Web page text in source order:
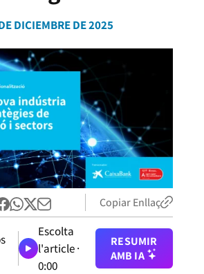
DICIEMBRE DE 2025
Copiar Enllaç
Escolta
l'article ·
0:00
RESUMIR
AMB IA